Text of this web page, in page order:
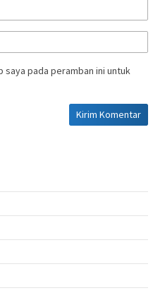
saya pada peramban ini untuk